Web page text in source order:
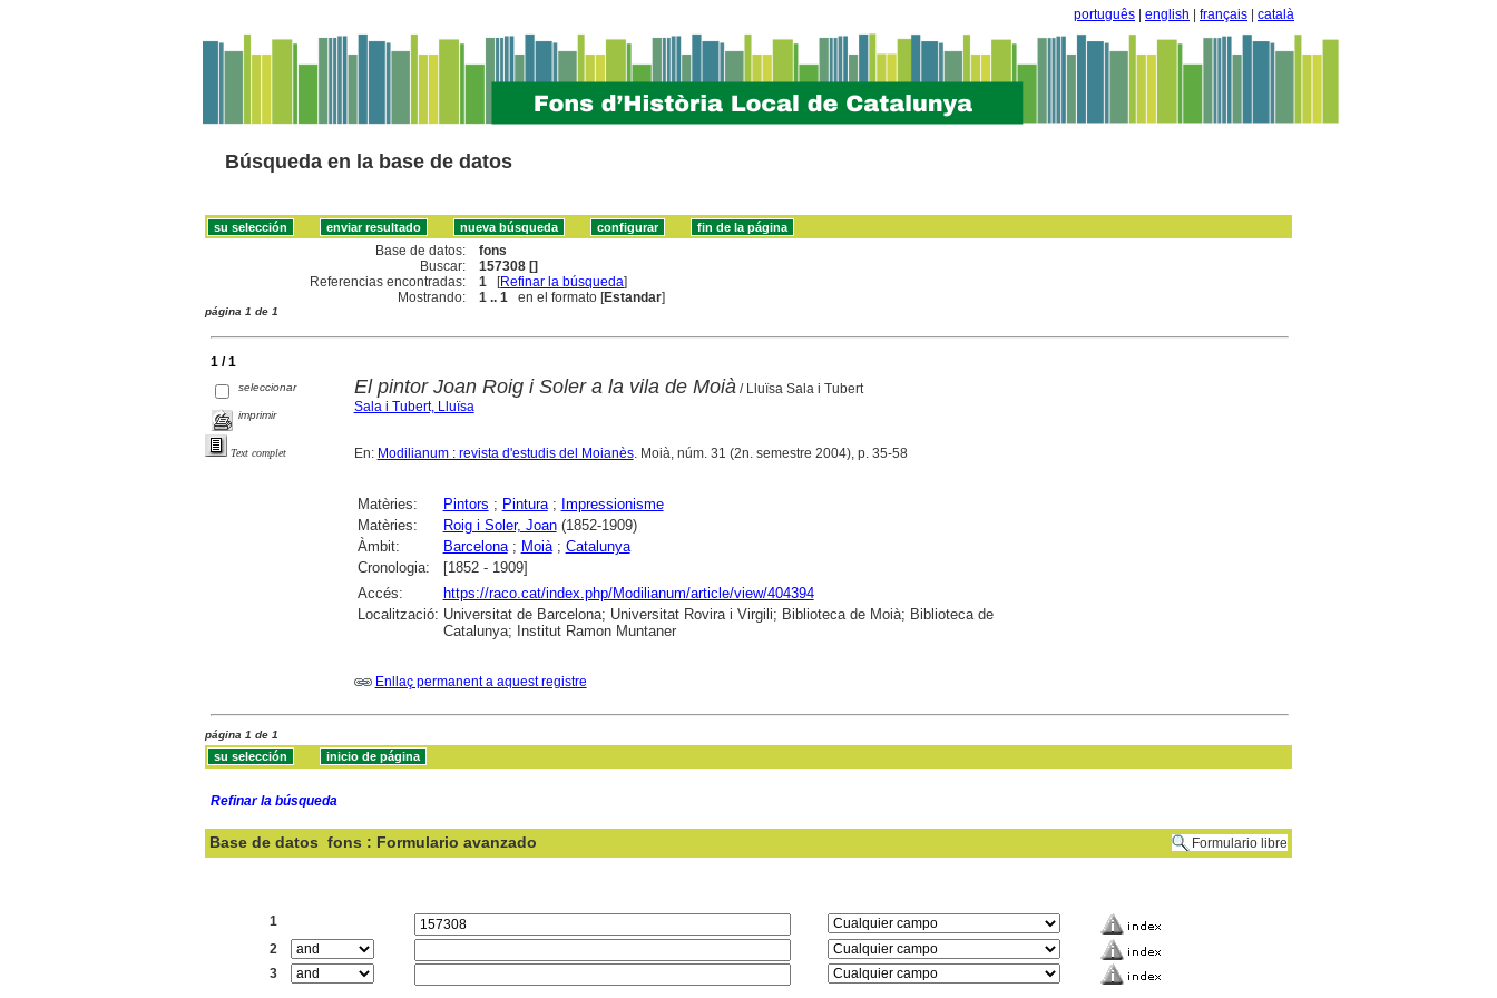
português english français català
Búsqueda en la base de datos
Base de datos:
fons
Buscar:
157308 []
Referencias encontradas:
1 [Refinar la búsqueda]
Mostrando:
1 .. 1 en el formato [Estandar]
página 1 de 1
1 / 1
seleccionar
imprimir
Text complet
El pintor Joan Roig i Soler a la vila de Moià/ Lluïsa Sala i Tubert
Sala i Tubert, Lluïsa
En: Modilianum : revista d'estudis del Moianès. Moià, núm. 31 (2n. semestre 2004), p. 35-58
Matèries: Pintors ; Pintura; Impressionisme
Matèries:
Roig i Soler, Joan(1852-1909)
Àmbit:
Barcelona; Moià; Catalunya
Cronologia:
[1852 - 1909]
Accés:
https://raco.cat/index.php/Modilianum/article/view/404394
Localització: Universitat de Barcelona; Universitat Rovira i Virgili; Biblioteca de Moià; Biblioteca de
Catalunya; Institut Ramon Muntaner
Enllaç permanent a aquest registre
página 1 de 1
Refinar la búsqueda
Base de datos fons : Formulario avanzado Formulario libre
1
2
3